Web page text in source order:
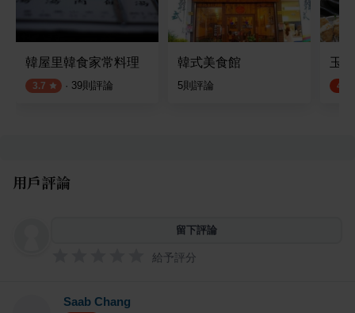
韓屋里韓食家常料理
3.7 · 39則評論
韓式美食館
5則評論
玉
4.8
用戶評論
留下評論
給予評分
Saab Chang